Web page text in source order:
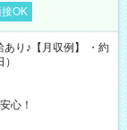
OK
り♪【月収例】 ・約
心！